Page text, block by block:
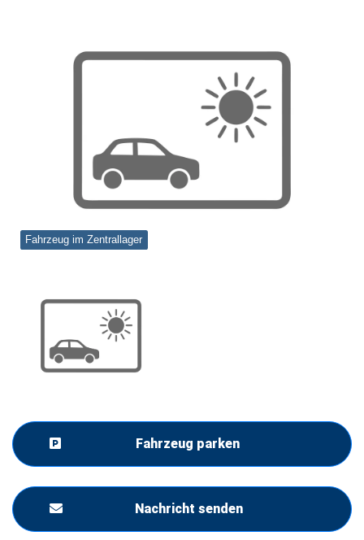
Fahrzeug im Zentrallager
Fahrzeug parken
Nachricht senden